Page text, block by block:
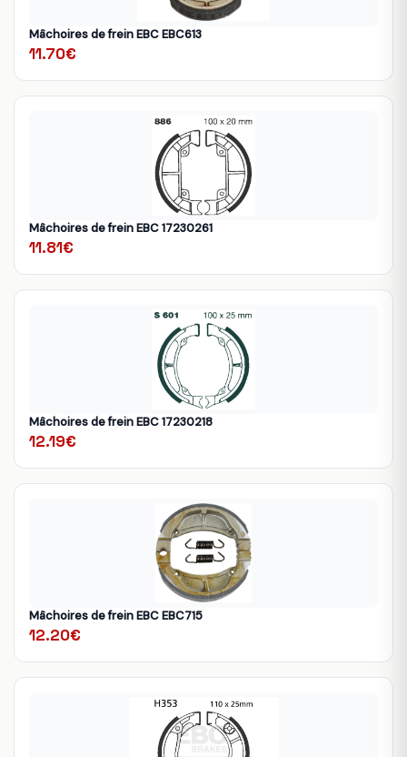
Mâchoires de frein EBC EBC613
11.70€
Mâchoires de frein EBC 17230261
11.81€
Mâchoires de frein EBC 17230218
12.19€
Mâchoires de frein EBC EBC715
12.20€